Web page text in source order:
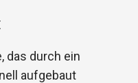
das durch ein
aufgebaut